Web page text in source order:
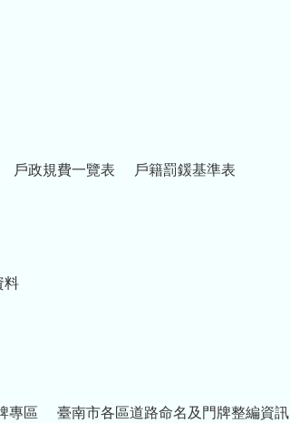
戶政規費一覽表 戶籍罰鍰基準表
料
專區 臺南市各區道路命名及門牌整編資訊